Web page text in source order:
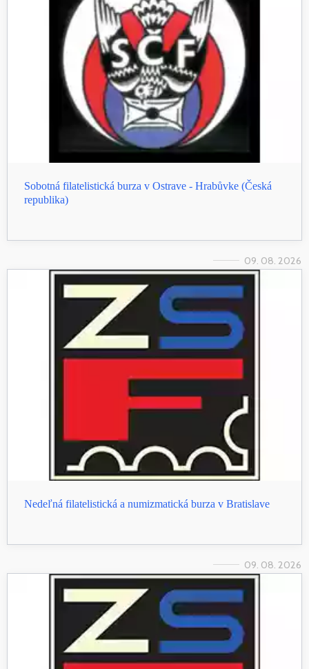
Sobotná filatelistická burza v Ostrave - Hrabůvke (Česká
republika)
09. 08. 2026
Nedeľná filatelistická a numizmatická burza v Bratislave
09. 08. 2026